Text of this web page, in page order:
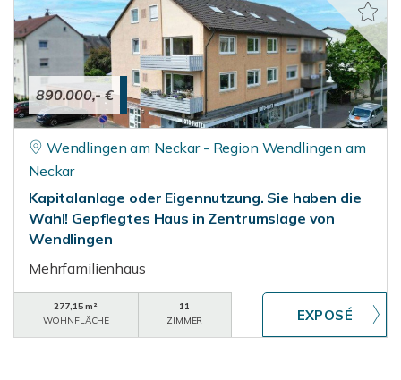
890.000,- €
Wendlingen am Neckar - Region Wendlingen am
Neckar
Kapitalanlage oder Eigennutzung. Sie haben die
Wahl! Gepflegtes Haus in Zentrumslage von
Wendlingen
Mehrfamilienhaus
277,15 m²
WOHNFLÄCHE
11
ZIMMER